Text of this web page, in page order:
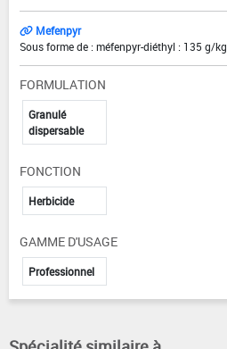
Mefenpyr
Sous forme de : méfenpyr-diéthyl : 135 g/kg
FORMULATION
Granulé
dispersable
FONCTION
Herbicide
GAMME D'USAGE
Professionnel